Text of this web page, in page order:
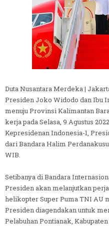
Duta Nusantara Merdeka |
Presiden Joko Widodo dan Ibu
menuju Provinsi Kalimantan
kerja pada Selasa, 9 Agustus
Kepresidenan Indonesia-1,
dari Bandara Halim
WIB.
Setibanya di Bandara
Presiden akan melanjutkan
helikopter Super Puma TNI AU
Presiden diagendakan untuk
Pelabuhan Pontianak,